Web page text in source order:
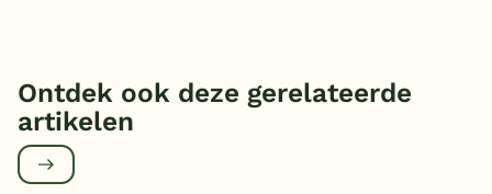
Ontdek ook deze gerelateerde
artikelen